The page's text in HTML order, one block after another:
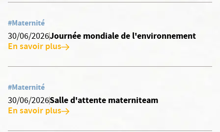
#Maternité
30/06/2026Journée mondiale de l'environnement
En savoir plus
#Maternité
30/06/2026Salle d'attente materniteam
En savoir plus